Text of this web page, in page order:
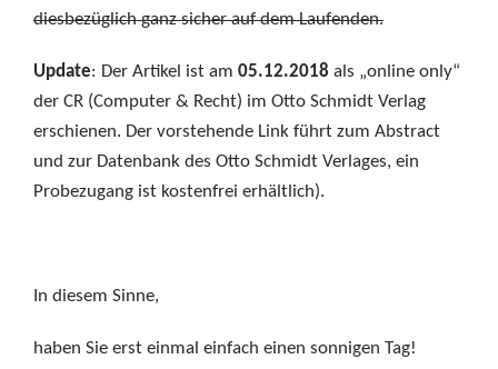
diesbezüglich ganz sicher auf dem Laufenden.
Update: Der Artikel ist am 05.12.2018 als „online only“
der CR (Computer & Recht) im Otto Schmidt Verlag
erschienen. Der vorstehende Link führt zum Abstract
und zur Datenbank des Otto Schmidt Verlages, ein
Probezugang ist kostenfrei erhältlich).
In diesem Sinne,
haben Sie erst einmal einfach einen sonnigen Tag!